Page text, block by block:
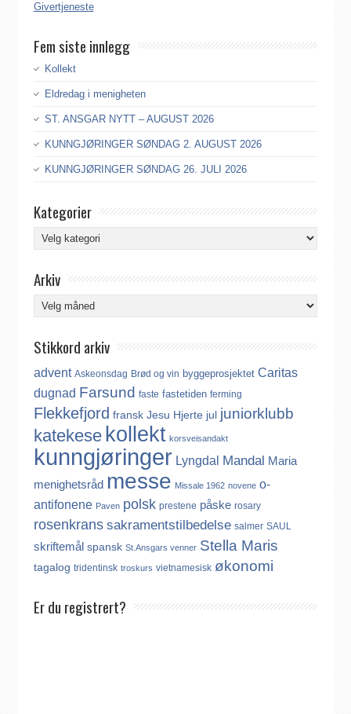
Givertjeneste
Fem siste innlegg
Kollekt
Eldredag i menigheten
ST. ANSGAR NYTT – AUGUST 2026
KUNNGJØRINGER SØNDAG 2. AUGUST 2026
KUNNGJØRINGER SØNDAG 26. JULI 2026
Kategorier
Kategorier
Arkiv
Arkiv
Stikkord arkiv
advent Askeonsdag Brød og vin byggeprosjektet Caritas
dugnad Farsund faste fastetiden ferming
Flekkefjord fransk Jesu Hjerte jul juniorklubb
katekese kollekt korsveisandakt
kunngjøringer Lyngdal Mandal Maria
menighetsråd messe Missale 1962 novene o-
antifonene Paven polsk prestene påske rosary
rosenkrans sakramentstilbedelse salmer SAUL
skriftemål spansk St.Ansgars venner Stella Maris
tagalog tridentinsk troskurs vietnamesisk økonomi
Er du registrert?